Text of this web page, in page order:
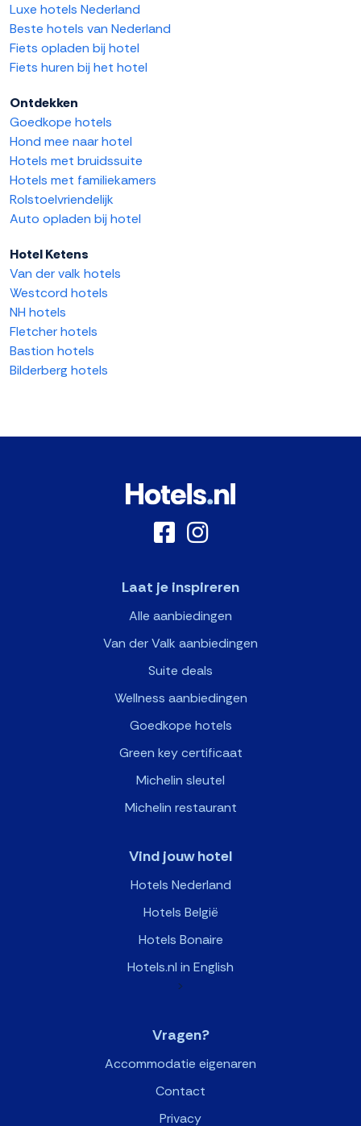
Luxe hotels Nederland
Beste hotels van Nederland
Fiets opladen bij hotel
Fiets huren bij het hotel
Ontdekken
Goedkope hotels
Hond mee naar hotel
Hotels met bruidssuite
Hotels met familiekamers
Rolstoelvriendelijk
Auto opladen bij hotel
Hotel Ketens
Van der valk hotels
Westcord hotels
NH hotels
Fletcher hotels
Bastion hotels
Bilderberg hotels
Laat je inspireren
Alle aanbiedingen
Van der Valk aanbiedingen
Suite deals
Wellness aanbiedingen
Goedkope hotels
Green key certificaat
Michelin sleutel
Michelin restaurant
Vind jouw hotel
Hotels Nederland
Hotels België
Hotels Bonaire
Hotels.nl in English
>
Vragen?
Accommodatie eigenaren
Contact
Privacy